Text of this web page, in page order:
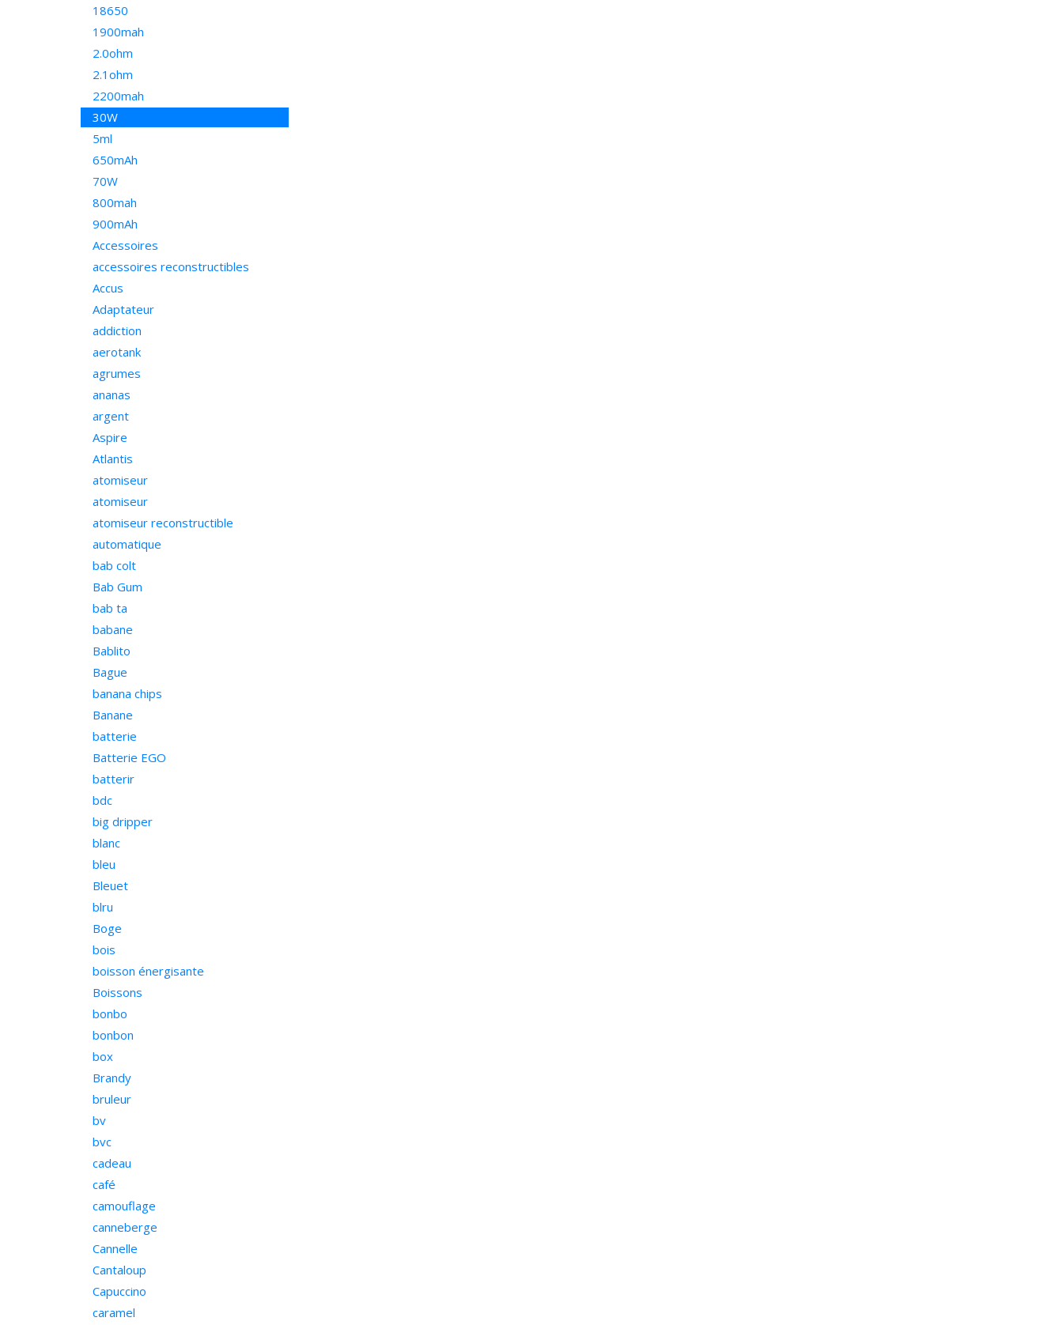
18650
1900mah
2.0ohm
2.1ohm
2200mah
30W
5ml
650mAh
70W
800mah
900mAh
Accessoires
accessoires reconstructibles
Accus
Adaptateur
addiction
aerotank
agrumes
ananas
argent
Aspire
Atlantis
atomiseur
atomiseur
atomiseur reconstructible
automatique
bab colt
Bab Gum
bab ta
babane
Bablito
Bague
banana chips
Banane
batterie
Batterie EGO
batterir
bdc
big dripper
blanc
bleu
Bleuet
blru
Boge
bois
boisson énergisante
Boissons
bonbo
bonbon
box
Brandy
bruleur
bv
bvc
cadeau
café
camouflage
canneberge
Cannelle
Cantaloup
Capuccino
caramel